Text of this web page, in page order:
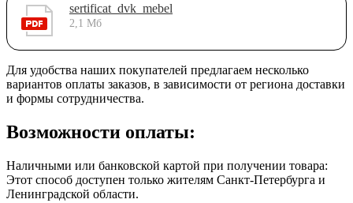
sertificat_dvk_mebel
2,1 Мб
Для удобства наших покупателей предлагаем несколько
вариантов оплаты заказов, в зависимости от региона доставки
и формы сотрудничества.
Возможности оплаты:
Наличными или банковской картой при получении товара:
Этот способ доступен только жителям Санкт-Петербурга и
Ленинградской области.